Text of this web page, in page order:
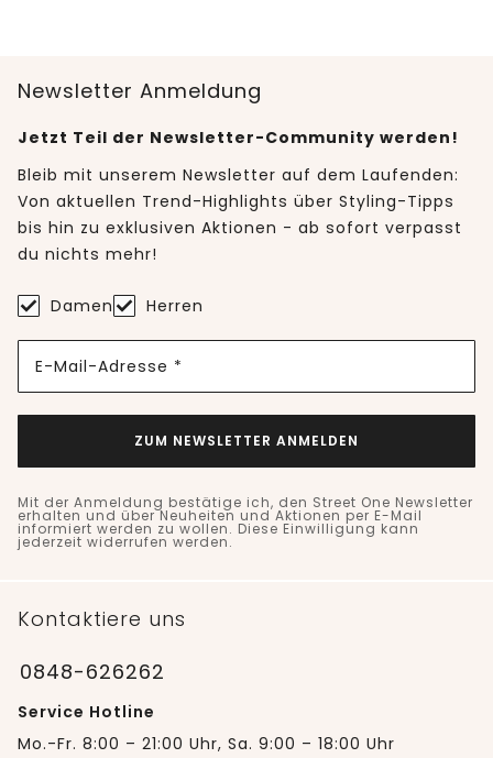
Newsletter Anmeldung
Jetzt Teil der Newsletter-Community werden!
Bleib mit unserem Newsletter auf dem Laufenden:
Von aktuellen Trend-Highlights über Styling-Tipps
bis hin zu exklusiven Aktionen - ab sofort verpasst
du nichts mehr!
Damen Herren
E-Mail-Adresse *
ZUM NEWSLETTER ANMELDEN
Mit der Anmeldung bestätige ich, den Street One Newsletter
erhalten und über Neuheiten und Aktionen per E-Mail
informiert werden zu wollen. Diese Einwilligung kann
jederzeit widerrufen werden.
Kontaktiere uns
0848-626262
Service Hotline
Mo.-Fr. 8:00 – 21:00 Uhr, Sa. 9:00 – 18:00 Uhr